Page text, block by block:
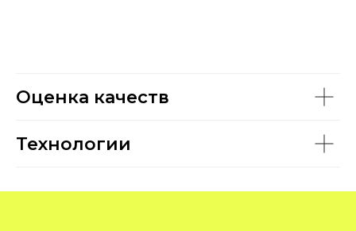
Оценка качеств
Технологии